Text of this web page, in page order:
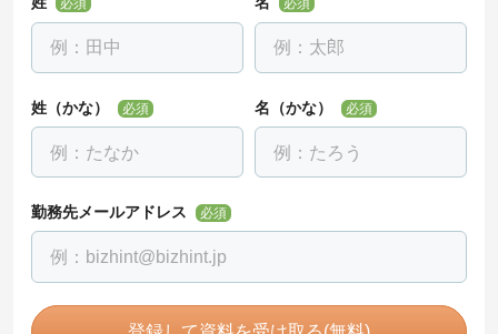
必須 必須
姓（かな） 必須 名（かな） 必須
勤務先メールアドレス 必須